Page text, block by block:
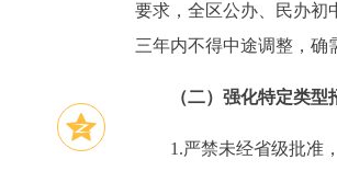
要求，全区公办、民办初
三年内不得中途调整，确
（二）强化特定类型
1.严禁未经省级批准